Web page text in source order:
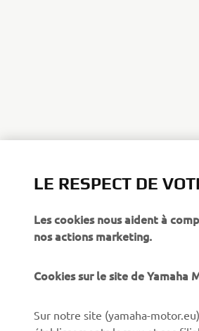
LE RESPECT DE
Les cookies nous aident à
nos actions marketing.
Cookies sur le site de Yamaha
Sur notre site (yamaha-